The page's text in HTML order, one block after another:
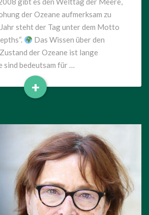
der Ozeane aufmerksam zu
steht der Tag unter dem Motto
Das Wissen über den
der Ozeane ist lange
sind bedeutsam für …
+
Read